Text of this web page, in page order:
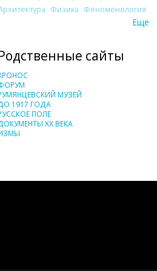
Физика Феноменология
Еще
сайты
МУЗЕЙ
1917 ГОДА
ПОЛЕ
XX ВЕКА